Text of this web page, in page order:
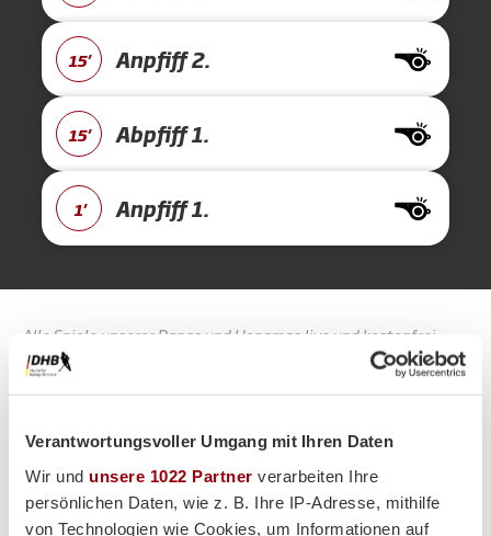
Verantwortungsvoller Umgang mit Ihren Daten
Wir und unsere 1022 Partner verarbeiten Ihre
persönlichen Daten, wie z. B. Ihre IP-Adresse, mithilfe
von Technologien wie Cookies, um Informationen auf
15' Anpfiff 2.
15' Abpfiff 1.
1' Anpfiff 1.
Alle Spiele unserer Danas und Honamas live und kostenfrei
Hauptpartner